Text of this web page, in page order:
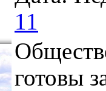
11
готовы